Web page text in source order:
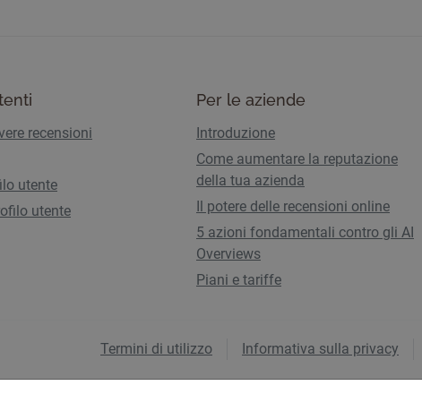
recensioni
utente
utente
Per le aziende
Introduzione
Come aumentare la reputazione
della tua azienda
Il potere delle recensioni online
5 azioni fondamentali contro gli AI
Overviews
Piani e tariffe
Termini di utilizzo Informativa sulla privacy